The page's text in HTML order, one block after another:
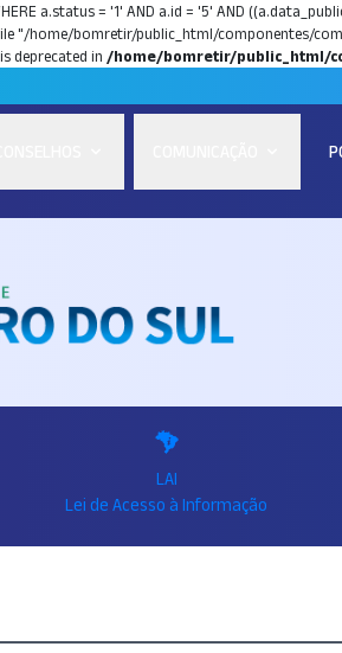
a.status = '1' AND a.id = '5' AND
"/home/bomretir/public_html/componentes/
deprecated in /home/bomretir/public_html/
LAI
Lei de Acesso à Informação